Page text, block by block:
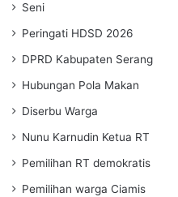
Seni
Peringati HDSD 2026
DPRD Kabupaten Serang
Hubungan Pola Makan
Diserbu Warga
Nunu Karnudin Ketua RT
Pemilihan RT demokratis
Pemilihan warga Ciamis